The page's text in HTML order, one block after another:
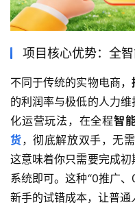
项目核心优势：全
不同于传统的实物电商，
的利润率与极低的人力
化运营玩法，在全程智
货，彻底解放双手，无
这意味着你只需要完成
系统即可。这种“0推广
新手的试错成本，让普通